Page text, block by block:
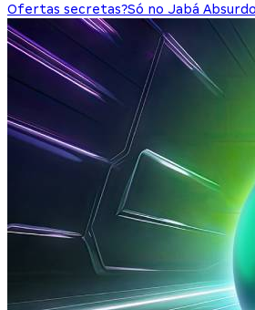
Ofertas secretas?Só no Jabá